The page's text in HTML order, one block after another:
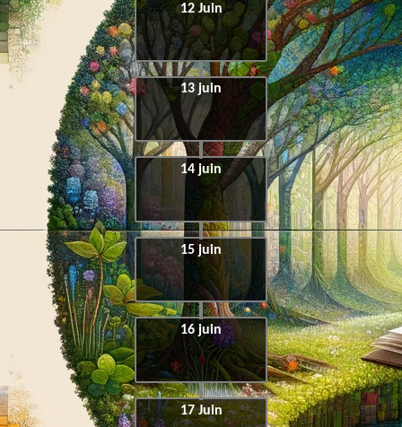
12 Juin
13 juin
14 juin
15 juin
16 juin
17 Juin